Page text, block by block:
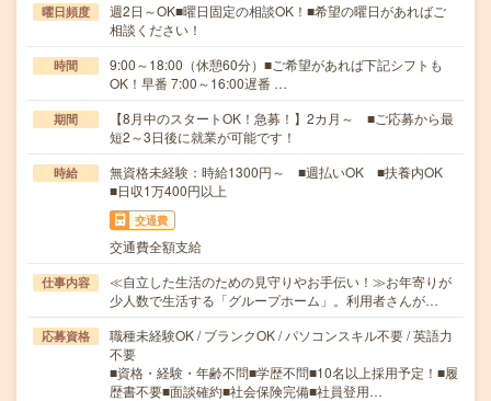
曜日頻度
週2日～OK■曜日固定の相談OK！■希望の曜日があればご
相談ください！
時間
9:00～18:00（休憩60分）■ご希望があれば下記シフトも
OK！早番 7:00～16:00遅番 …
期間
【8月中のスタートOK！急募！】2カ月～ ■ご応募から最
短2～3日後に就業が可能です！
時給
無資格未経験：時給1300円～ ■週払いOK ■扶養内OK
■日収1万400円以上
交通費
交通費全額支給
仕事内容
≪自立した生活のための見守りやお手伝い！≫お年寄りが
少人数で生活する「グループホーム」。利用者さんが…
応募資格
職種未経験OK / ブランクOK / パソコンスキル不要 / 英語力
不要
■資格・経験・年齢不問■学歴不問■10名以上採用予定！■履
歴書不要■面談確約■社会保険完備■社員登用…